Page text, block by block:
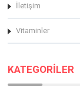
İletişim
Vitaminler
KATEGORİLER